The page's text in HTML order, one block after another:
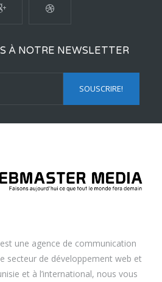
À NOTRE NEWSLETTER
une agence de communication
secteur de développement web et
et à l’international, nous vous